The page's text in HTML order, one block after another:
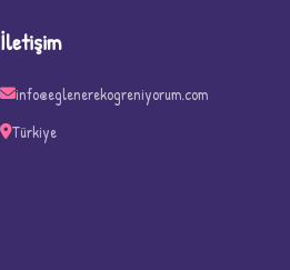
İletişim
info@eglenerekogreniyorum.com
Türkiye